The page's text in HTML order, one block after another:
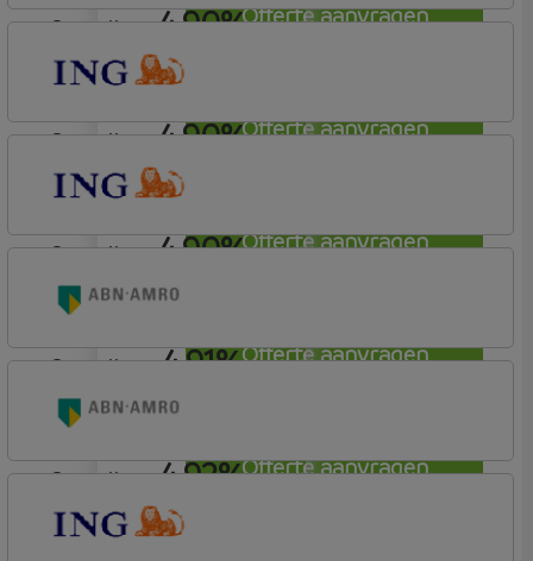
Offerte aanvragen
4,90%
Offerte aanvragen
aflosvrij
4,90%
Offerte aanvragen
Woning
aflosvrij
4,90%
Offerte aanvragen
Basistarief
aflosvrij
4,91%
Offerte aanvragen
Basistarief
aflosvrij
4,92%
Woning
aflosvrij
Woning